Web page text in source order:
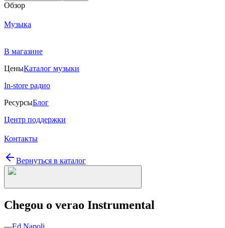
Обзор
Музыка
В магазине
ЦеныКаталог музыки
In-store радио
РесурсыБлог
Центр поддержки
Контакты
Вернуться в каталог
Chegou o verao Instrumental
—Ed Napoli